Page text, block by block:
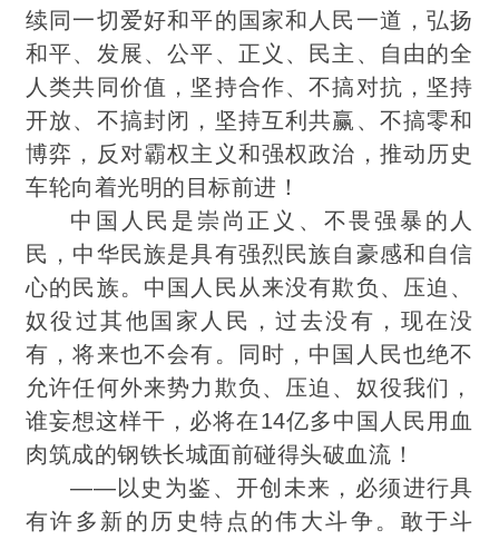
续同一切爱好和平的国家和人民一道，弘扬
和平、发展、公平、正义、民主、自由的全
人类共同价值，坚持合作、不搞对抗，坚持
开放、不搞封闭，坚持互利共赢、不搞零和
博弈，反对霸权主义和强权政治，推动历史
车轮向着光明的目标前进！
中国人民是崇尚正义、不畏强暴的人
民，中华民族是具有强烈民族自豪感和自信
心的民族。中国人民从来没有欺负、压迫、
奴役过其他国家人民，过去没有，现在没
有，将来也不会有。同时，中国人民也绝不
允许任何外来势力欺负、压迫、奴役我们，
谁妄想这样干，必将在14亿多中国人民用血
肉筑成的钢铁长城面前碰得头破血流！
——以史为鉴、开创未来，必须进行具
有许多新的历史特点的伟大斗争。敢于斗